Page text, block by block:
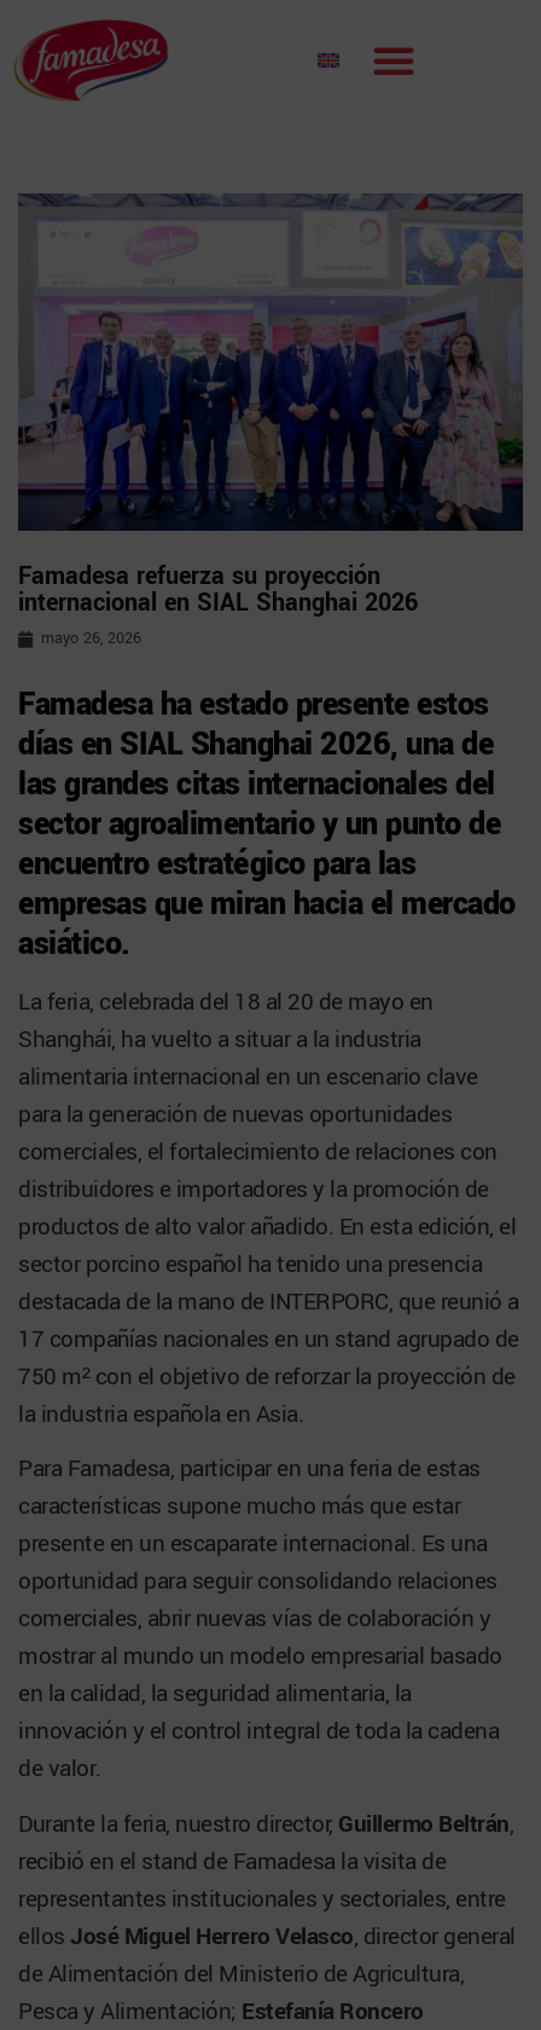
Famadesa refuerza su proyección
internacional en SIAL Shanghai 2026
mayo 26, 2026
Famadesa ha estado presente estos
días en SIAL Shanghai 2026, una de
las grandes citas internacionales del
sector agroalimentario y un punto de
encuentro estratégico para las
empresas que miran hacia el mercado
asiático.
La feria, celebrada del 18 al 20 de mayo en
Shanghái, ha vuelto a situar a la industria
alimentaria internacional en un escenario clave
para la generación de nuevas oportunidades
comerciales, el fortalecimiento de relaciones con
distribuidores e importadores y la promoción de
productos de alto valor añadido. En esta edición, el
sector porcino español ha tenido una presencia
destacada de la mano de INTERPORC, que reunió a
17 compañías nacionales en un stand agrupado de
750 m² con el objetivo de reforzar la proyección de
la industria española en Asia.
Para Famadesa, participar en una feria de estas
características supone mucho más que estar
presente en un escaparate internacional. Es una
oportunidad para seguir consolidando relaciones
comerciales, abrir nuevas vías de colaboración y
mostrar al mundo un modelo empresarial basado
en la calidad, la seguridad alimentaria, la
innovación y el control integral de toda la cadena
de valor.
Durante la feria, nuestro director, Guillermo Beltrán,
recibió en el stand de Famadesa la visita de
representantes institucionales y sectoriales, entre
ellos José Miguel Herrero Velasco, director general
de Alimentación del Ministerio de Agricultura,
Pesca y Alimentación; Estefanía Roncero